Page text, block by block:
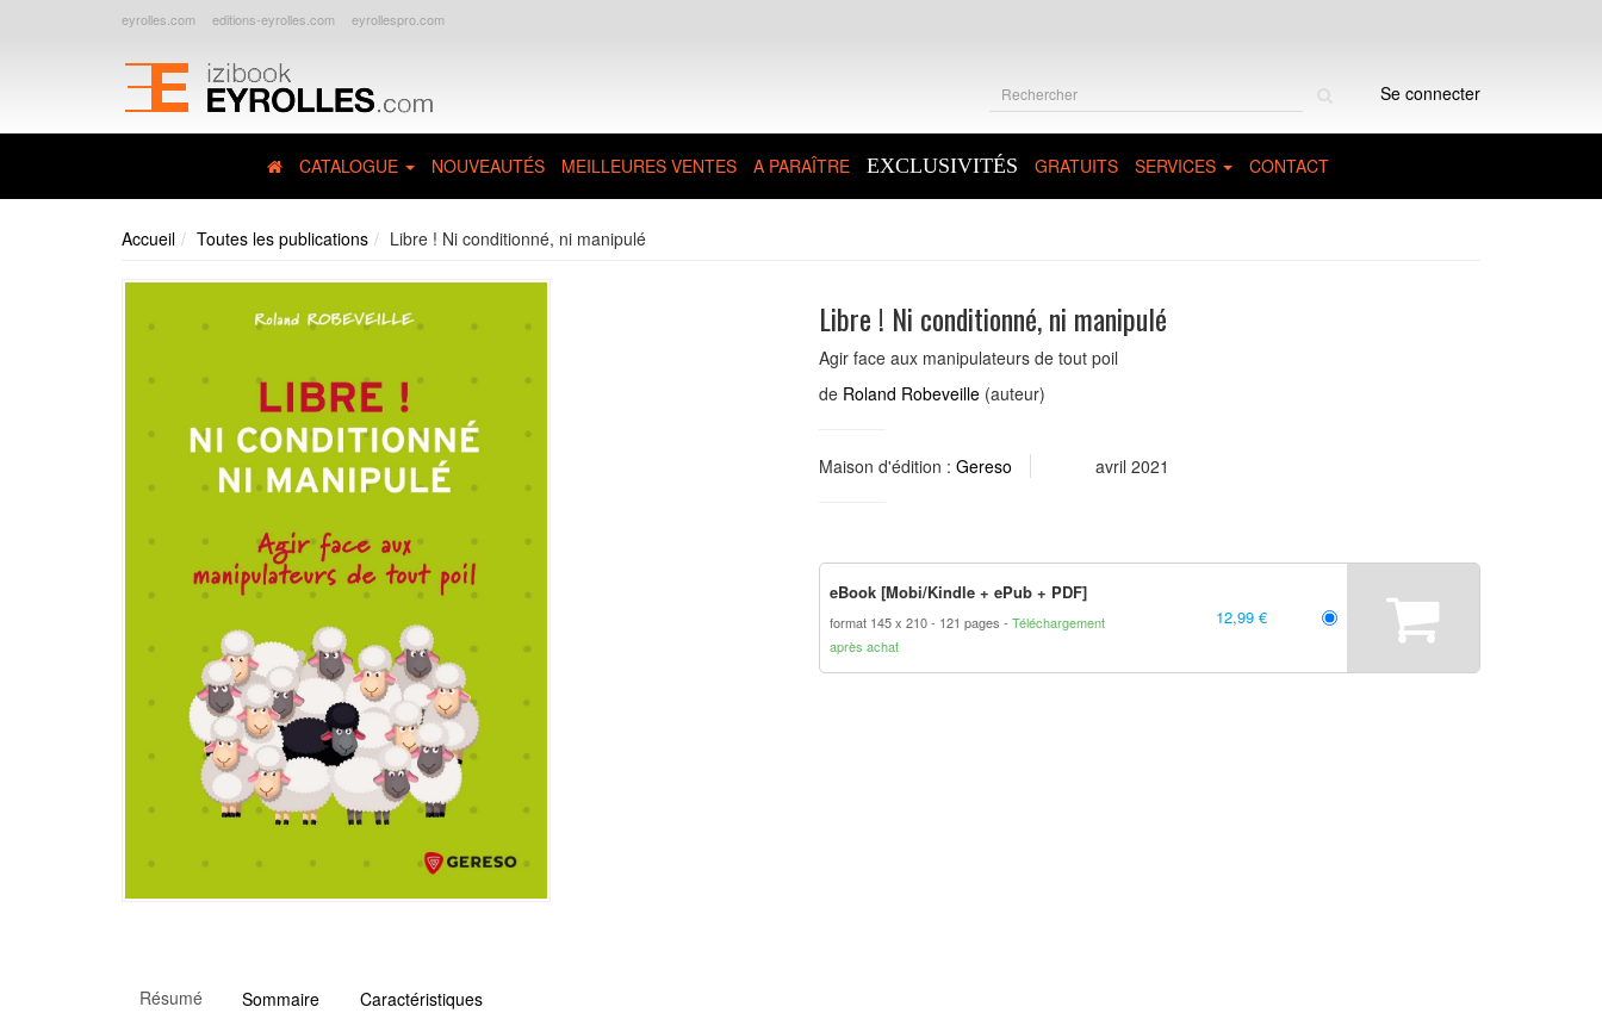
eyrolles.com editions-eyrolles.com eyrollespro.com
Se connecter
CATALOGUE NOUVEAUTÉS MEILLEURES VENTES A PARAÎTRE EXCLUSIVITÉS GRATUITS SERVICES CONTACT
Accueil Toutes les publications Libre ! Ni conditionné, ni manipulé
Libre ! Ni conditionné, ni manipulé
Agir face aux manipulateurs de tout poil
de Roland Robeveille (auteur)
Maison d'édition : Gereso avril 2021
eBook [Mobi/Kindle + ePub + PDF]
format 145 x 210 121 pages
Téléchargement
après achat
12,99 €
Résumé Sommaire Caractéristiques